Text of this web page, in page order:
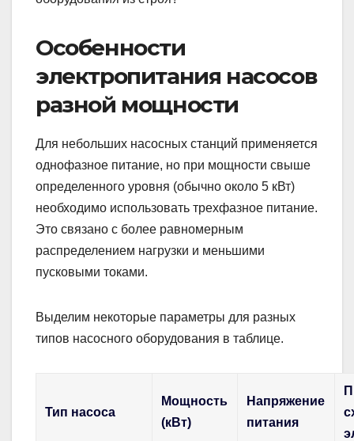
Особенности
электропитания насосов
разной мощности
Для небольших насосных станций применяется
однофазное питание, но при мощности свыше
определенного уровня (обычно около 5 кВт)
необходимо использовать трехфазное питание.
Это связано с более равномерным
распределением нагрузки и меньшими
пусковыми токами.
Выделим некоторые параметры для разных
типов насосного оборудования в таблице.
Тип насоса
Мощность
(кВт)
Напряжение
питания